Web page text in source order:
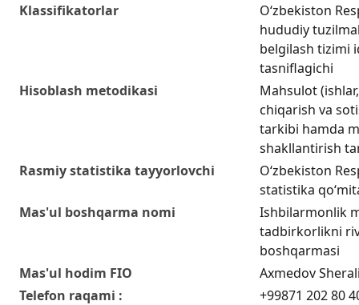
Klassifikatorlar
O‘zbekiston
hududiy
belgilash tizimi
tasniflagichi
Hisoblash metodikasi
Mahsulot
chiqarish va
tarkibi hamda
shakllantirish
Rasmiy statistika tayyorlovchi
O‘zbekiston
statistika
Mas'ul boshqarma nomi
Ishbilarmonlik
tadbirkorlikni
boshqarmasi
Mas'ul hodim FIO
Axmedov
Telefon raqami :
+99871 202 80